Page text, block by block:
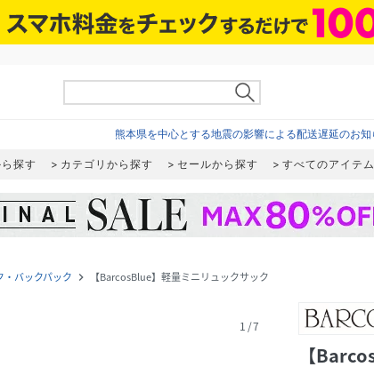
熊本県を中心とする地震の影響による配送遅延のお知
探す カテゴリから探す セールから探す すべてのアイテム
・バックパック navigate_next 【BarcosBlue】軽量ミニリュックサック
1 /7
【